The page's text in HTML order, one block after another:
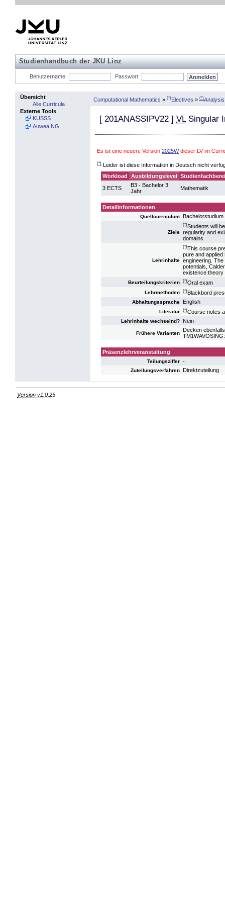
Studienhandbuch der JKU Linz
Benutzername Passwort
Übersicht
Alle Curricula
Externe Tools
KUSSS
Auwea NG
Computational Mathematics » (*)Electives » (*)Analysis
[ 201ANASSIPV22 ] VLSingular
Es ist eine neuere Version 2025Wdieser LV im
(*) Leider ist diese Information in Deutsch nicht
Workload
Ausbildungslevel
3 ECTS
B3 - Bachelor 3.
Jahr
Mathematik
Detailinformationen
Quellcurriculum
Ziele
(*)Students will
regularity and
domains.
Lehrinhalte
(*)This course
pure and
engineering.
potentials,
existence theory
Beurteilungskriterien (*)Oral exam
Lehrmethoden (*)Blackbord
Abhaltungssprache English
Literatur (*)Course notes
Lehrinhalte wechselnd? Nein
Frühere Varianten
Decken
Präsenzlehrveranstaltung
Teilungsziffer -
Zuteilungsverfahren Direktzuteilung
Version v1.0.25